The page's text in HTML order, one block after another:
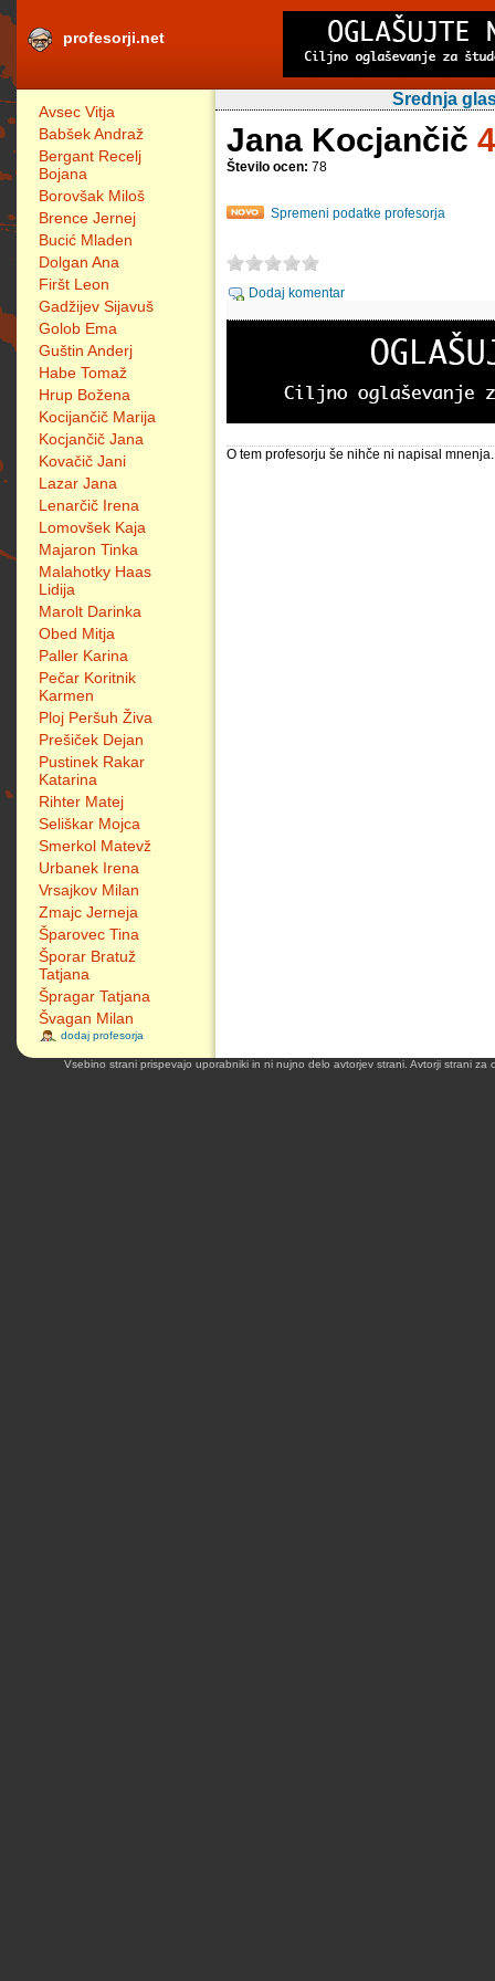
profesorji.net
Avsec Vitja
Babšek Andraž
Bergant Recelj
Bojana
Borovšak Miloš
Brence Jernej
Bucić Mladen
Dolgan Ana
Firšt Leon
Gadžijev Sijavuš
Golob Ema
Guštin Anderj
Habe Tomaž
Hrup Božena
Kocijančič Marija
Kocjančič Jana
Kovačič Jani
Lazar Jana
Lenarčič Irena
Lomovšek Kaja
Majaron Tinka
Malahotky Haas
Lidija
Marolt Darinka
Obed Mitja
Paller Karina
Pečar Koritnik
Karmen
Ploj Peršuh Živa
Prešiček Dejan
Pustinek Rakar
Katarina
Rihter Matej
Seliškar Mojca
Smerkol Matevž
Urbanek Irena
Vrsajkov Milan
Zmajc Jerneja
Šparovec Tina
Šporar Bratuž
Tatjana
Špragar Tatjana
Švagan Milan
dodaj profesorja
Srednja
Jana Kocjančič
Število ocen: 78
Spremeni podatke profesorja
Dodaj komentar
O tem profesorju še nihče ni napisal mnenja.
Vsebino strani prispevajo uporabniki in ni nujno delo avtorjev strani. Avtorji strani